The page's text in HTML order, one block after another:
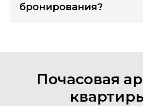
бронирования?
Почасовая